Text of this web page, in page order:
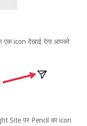
icon देखाई देगा आपको
Site पर Pencil का icon